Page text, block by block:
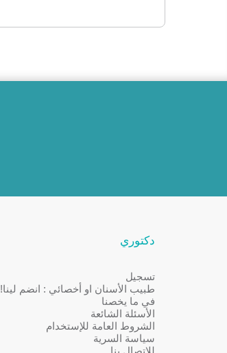
دكتوري
تسجيل
طبيب الأسنان او أخصائي : انضم لينا!
في ما يخصنا
الأسئلة الشائعة
الشروط العامة للإستخدام
سياسة السرية
للإتصال بنا